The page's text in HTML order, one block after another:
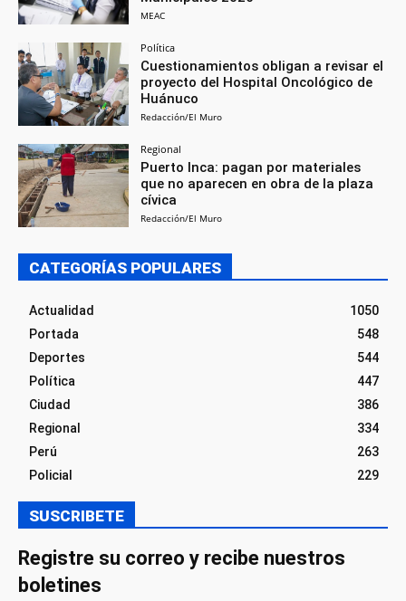
MEAC
Política
Cuestionamientos obligan a revisar el
proyecto del Hospital Oncológico de
Huánuco
Redacción/El Muro
Regional
Puerto Inca: pagan por materiales
que no aparecen en obra de la plaza
cívica
Redacción/El Muro
CATEGORÍAS POPULARES
Actualidad
1050
Portada
548
Deportes
544
Política
447
Ciudad
386
Regional
334
Perú
263
Policial
229
SUSCRIBETE
Registre su correo y recibe nuestros
boletines